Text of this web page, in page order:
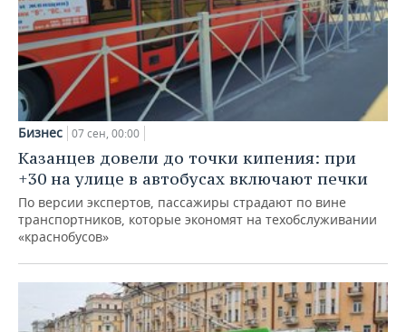
Бизнес 07 сен, 00:00
Казанцев довели до точки кипения: при
+30 на улице в автобусах включают печки
По версии экспертов, пассажиры страдают по вине
транспортников, которые экономят на техобслуживании
«краснобусов»